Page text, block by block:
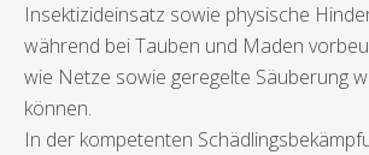
Insektizideinsatz sowie physische
während bei Tauben und Maden
wie Netze sowie geregelte Säuberung
können.
In der kompetenten